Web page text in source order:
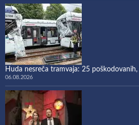
Huda nesreča tramvaja: 25
06.08.2026